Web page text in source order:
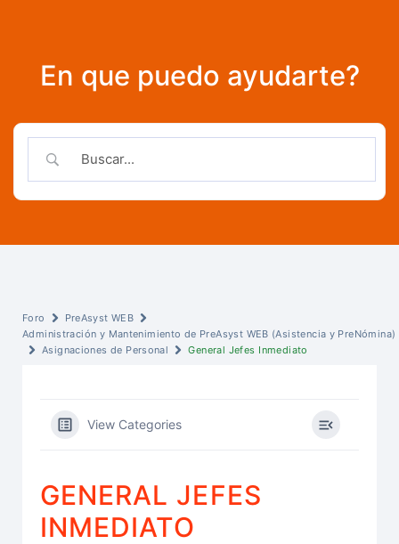
En que puedo ayudarte?
Foro
PreAsyst WEB
Administración y Mantenimiento de PreAsyst WEB (Asistencia y PreNómina)
Asignaciones de Personal
General Jefes Inmediato
View Categories
GENERAL JEFES
INMEDIATO